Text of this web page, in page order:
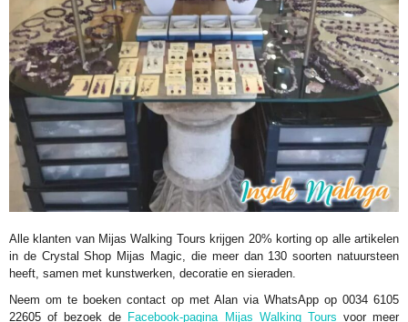
Alle klanten van Mijas Walking Tours krijgen 20% korting op alle artikelen
in de Crystal Shop Mijas Magic, die meer dan 130 soorten natuursteen
heeft, samen met kunstwerken, decoratie en sieraden.
Neem om te boeken contact op met Alan via WhatsApp op 0034 6105
22605 of bezoek de Facebook-pagina Mijas Walking Tours voor meer